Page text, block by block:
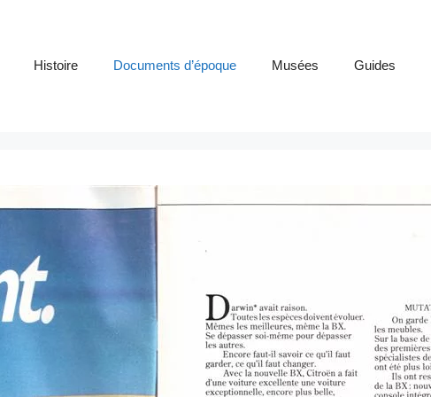
Histoire Documents d’époque Musées Guides